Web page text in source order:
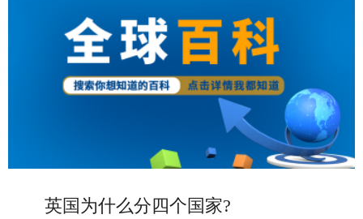
英国为什么分四个国家?